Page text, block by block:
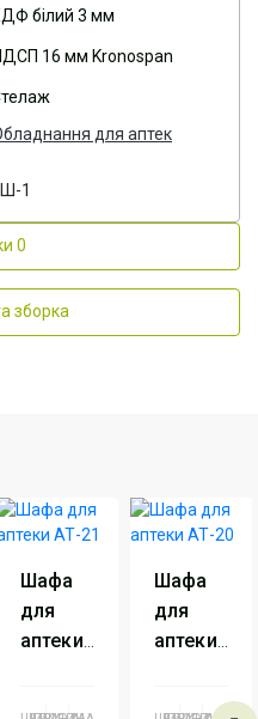
білий 3 мм
16 мм Kronospan
для аптек
0
зборка
Шафа
для
аптеки
Шафа
для
аптеки